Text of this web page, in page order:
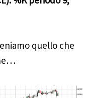
quello che